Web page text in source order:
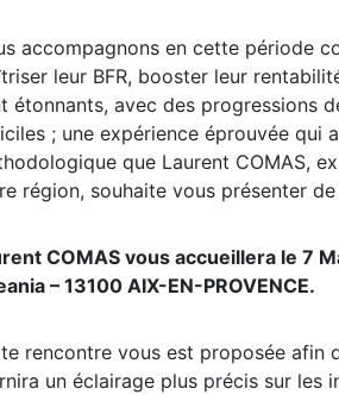
accompagnons en cette période
leur BFR, booster leur
étonnants, avec des progressions
; une expérience éprouvée qui
que Laurent COMAS,
région, souhaite vous présenter
COMAS vous accueillera le 7
– 13100 AIX-EN-PROVENCE.
rencontre vous est proposée afin
un éclairage plus précis sur les